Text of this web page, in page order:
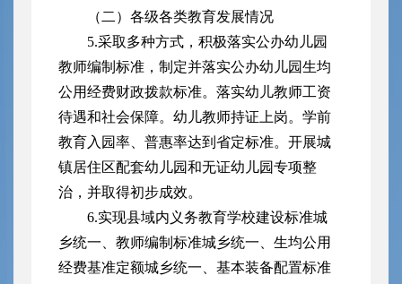
（二）各级各类教育发展情况
5.采取多种方式，积极落实公办幼儿园
教师编制标准，制定并落实公办幼儿园生均
公用经费财政拨款标准。落实幼儿教师工资
待遇和社会保障。幼儿教师持证上岗。学前
教育入园率、普惠率达到省定标准。开展城
镇居住区配套幼儿园和无证幼儿园专项整
治，并取得初步成效。
6.实现县域内义务教育学校建设标准城
乡统一、教师编制标准城乡统一、生均公用
经费基准定额城乡统一、基本装备配置标准